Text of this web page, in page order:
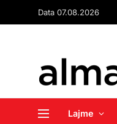
Data 07.08.2026
Lajme